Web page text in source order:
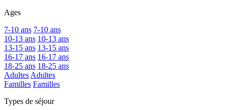
Ages
7-10 ans 7-10 ans
10-13 ans 10-13 ans
13-15 ans 13-15 ans
16-17 ans 16-17 ans
18-25 ans 18-25 ans
Adultes Adultes
Familles Familles
Types de séjour